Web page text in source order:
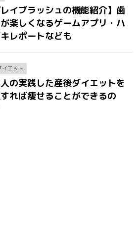
レイブラッシュの機能紹介】歯
楽しくなるゲームアプリ・ハ
レポートなども
イエット
の実践した産後ダイエットを
れば痩せることができるの